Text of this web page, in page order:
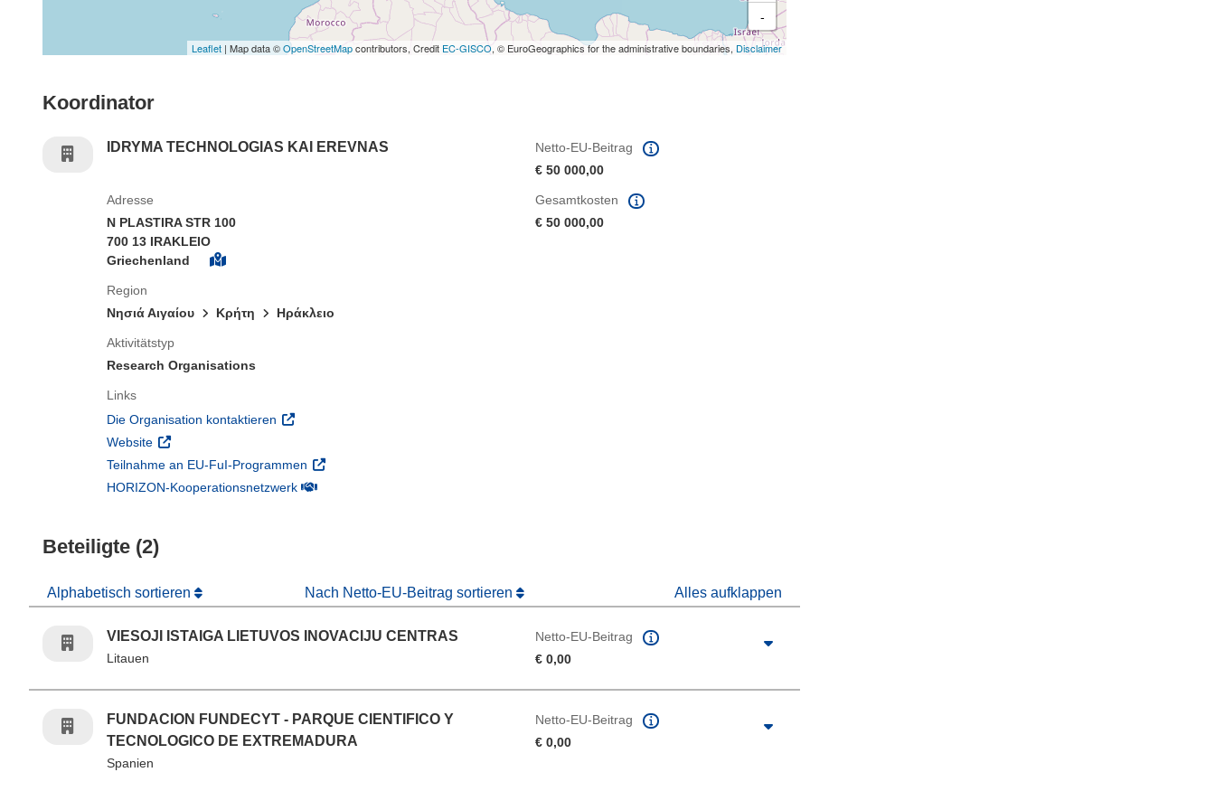
-
Leaflet | Map data ©OpenStreetMapcontributors, Credit EC-GISCO, © EuroGeographics for the administrative boundaries, Disclaimer
Koordinator
IDRYMA TECHNOLOGIAS KAI EREVNAS
Netto-EU-Beitrag
€ 50 000,00
Adresse
N PLASTIRA STR 100
700 13 IRAKLEIO
Griechenland
Region
Νησιά Αιγαίου
Κρήτη Ηράκλειο
Aktivitätstyp
Research Organisations
Links
Die Organisation kontaktieren (öffnet in neuem Fenster)
Website (öffnet in neuem Fenster)
Teilnahme an EU-FuI-Programmen (öffnet in neuem Fenster)
HORIZON-Kooperationsnetzwerk(öffnet in neuem Fenster)
Gesamtkosten
€ 50 000,00
Beteiligte (2)
Alphabetisch sortieren Nach Netto-EU-Beitrag sortieren Alles aufklappen
VIESOJI ISTAIGA LIETUVOS INOVACIJU CENTRAS
Litauen
Netto-EU-Beitrag
€ 0,00
FUNDACION FUNDECYT - PARQUE CIENTIFICO Y
TECNOLOGICO DE EXTREMADURA
Spanien
Netto-EU-Beitrag
€ 0,00